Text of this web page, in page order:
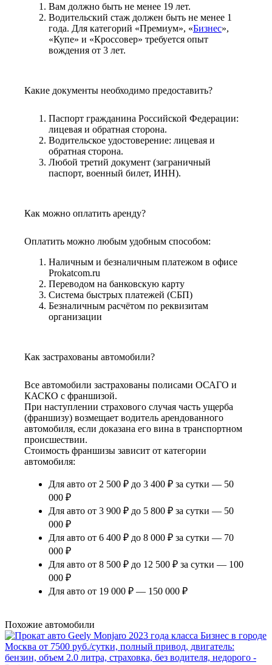
Вам должно быть не менее 19 лет.
Водительский стаж должен быть не менее 1
года. Для категорий «Премиум», «Бизнес»,
«Купе» и «Кроссовер» требуется опыт
вождения от 3 лет.
Какие документы необходимо предоставить?
Паспорт гражданина Российской Федерации:
лицевая и обратная сторона.
Водительское удостоверение: лицевая и
обратная сторона.
Любой третий документ (заграничный
паспорт, военный билет, ИНН).
Как можно оплатить аренду?
Оплатить можно любым удобным способом:
Наличным и безналичным платежом в офисе
Prokatcom.ru
Переводом на банковскую карту
Система быстрых платежей (СБП)
Безналичным расчётом по реквизитам
организации
Как застрахованы автомобили?
Все автомобили застрахованы полисами ОСАГО и
КАСКО с франшизой.
При наступлении страхового случая часть ущерба
(франшизу) возмещает водитель арендованного
автомобиля, если доказана его вина в транспортном
происшествии.
Стоимость франшизы зависит от категории
автомобиля:
Для авто от 2 500 ₽ до 3 400 ₽ за сутки — 50
000 ₽
Для авто от 3 900 ₽ до 5 800 ₽ за сутки — 50
000 ₽
Для авто от 6 400 ₽ до 8 000 ₽ за сутки — 70
000 ₽
Для авто от 8 500 ₽ до 12 500 ₽ за сутки — 100
000 ₽
Для авто от 19 000 ₽ — 150 000 ₽
Похожие автомобили